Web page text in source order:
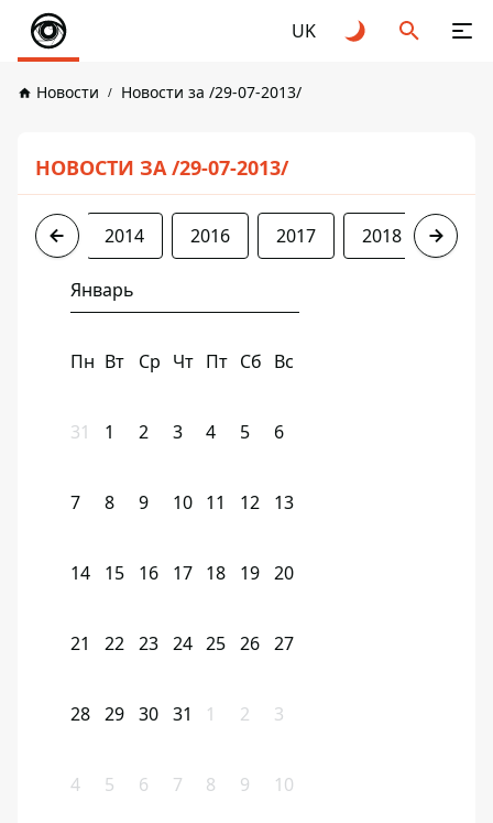
UK
Новости Новости за /29-07-2013/
НОВОСТИ ЗА /29-07-2013/
2013 2014 2016 2017 2018 2019
Январь
Пн Вт Ср Чт Пт Сб Вс
31 1 2 3 4 5 6
7 8 9 10 11 12 13
14 15 16 17 18 19 20
21 22 23 24 25 26 27
28 29 30 31 1 2 3
4 5 6 7 8 9 10